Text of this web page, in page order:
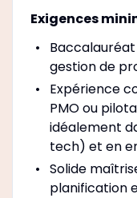
Exigences
gestion de
Expérience
PMO ou
idéalement
tech) et en
Solide
planification